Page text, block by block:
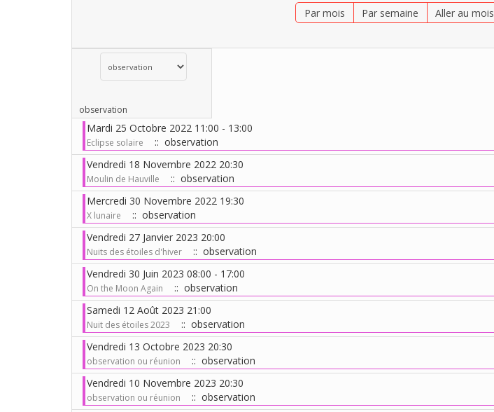
Par mois Par semaine Aller au mois
observation
Mardi 25 Octobre 2022 11:00 - 13:00
Eclipse solaire
:: observation
Vendredi 18 Novembre 2022 20:30
Moulin de Hauville
:: observation
Mercredi 30 Novembre 2022 19:30
X lunaire
:: observation
Vendredi 27 Janvier 2023 20:00
Nuits des étoiles d'hiver
:: observation
Vendredi 30 Juin 2023 08:00 - 17:00
On the Moon Again
:: observation
Samedi 12 Août 2023 21:00
Nuit des étoiles 2023
:: observation
Vendredi 13 Octobre 2023 20:30
observation ou réunion
:: observation
Vendredi 10 Novembre 2023 20:30
observation ou réunion
:: observation